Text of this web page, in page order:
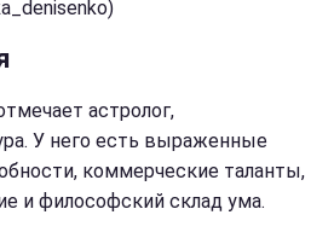
астролог,
У него есть выраженные
коммерческие таланты,
и философский склад ума.